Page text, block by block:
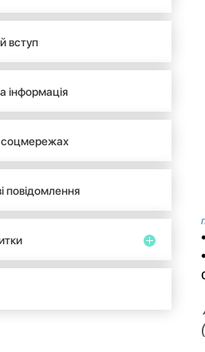
вступ
інформація
повідомлення